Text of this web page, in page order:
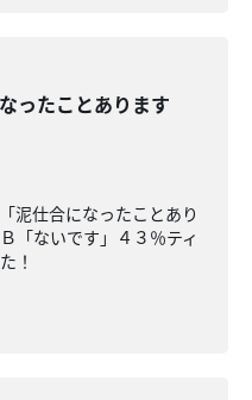
ったことあります
泥仕合になったことあり
「ないです」４３％ティ
！